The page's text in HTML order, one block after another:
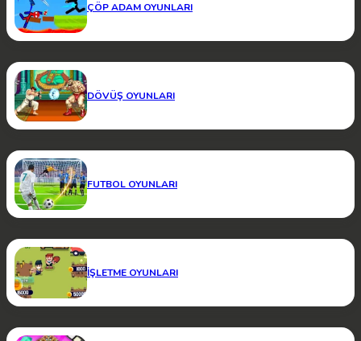
ÇÖP ADAM OYUNLARI
DÖVÜŞ OYUNLARI
FUTBOL OYUNLARI
İŞLETME OYUNLARI